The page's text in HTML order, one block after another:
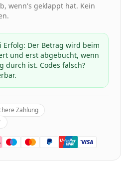
wenn's geklappt hat. Kein
Erfolg: Der Betrag wird beim
und erst abgebucht, wenn
durch ist. Codes falsch?
Zahlung